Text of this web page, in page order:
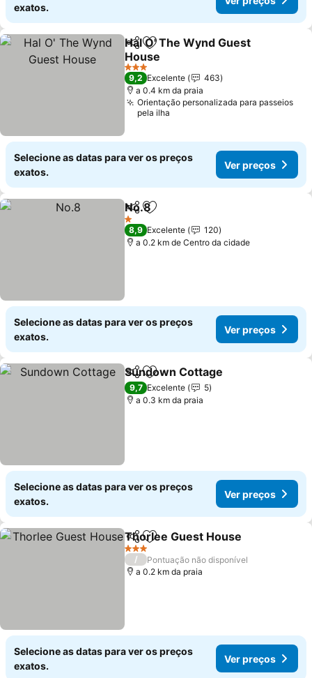
exatos.
PartilharAdicionar aos favoritos
Hal O' The Wynd Guest
House
3 Estrelas
9,2 Excelente
463
a 0.4 km da praia
Orientação personalizada para passeios
pela ilha
Selecione as datas para ver os preços
exatos.
Ver preços
PartilharAdicionar aos favoritos
No.8
1 Estrelas
8,9 Excelente
120
a 0.2 km de Centro da cidade
Selecione as datas para ver os preços
exatos.
Ver preços
PartilharAdicionar aos favoritos
Sundown Cottage
9,7 Excelente
5
a 0.3 km da praia
Selecione as datas para ver os preços
exatos.
Ver preços
PartilharAdicionar aos favoritos
Thorlee Guest House
3 Estrelas
/
Pontuação não disponível
a 0.2 km da praia
Selecione as datas para ver os preços
exatos.
Ver preços